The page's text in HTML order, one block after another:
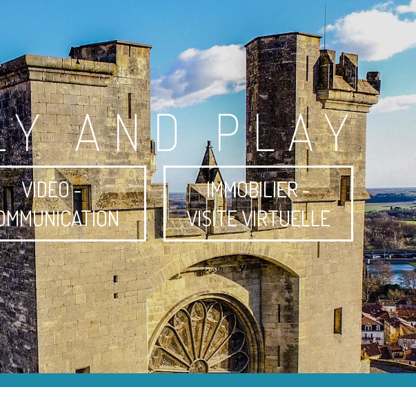
AND PLAY
VIDÉO -
IMMOBILIER -
VISITE VIRTUELLE